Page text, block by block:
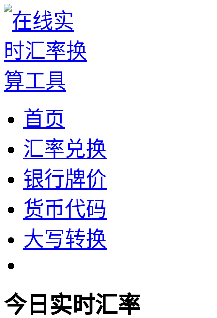
首页
汇率兑换
银行牌价
货币代码
大写转换
今日实时汇率